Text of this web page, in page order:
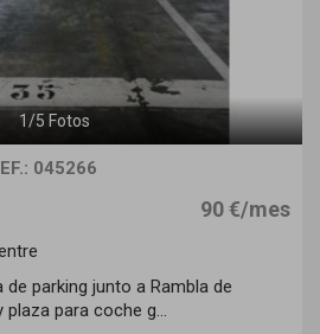
1 /5 Fotos
045266
90 €/mes
de parking junto a Rambla de
plaza para coche g...